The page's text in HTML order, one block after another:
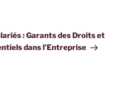
: Garants des Droits et
dans l’Entreprise